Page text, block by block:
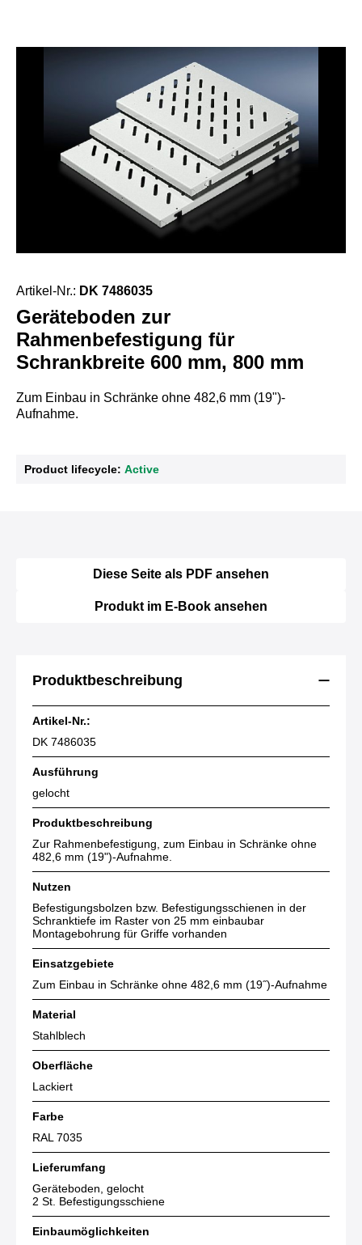
Geräteboden zur
Rahmenbefestigung für
Schrankbreite 600 mm, 800 mm
Artikel-Nr.: DK 7486035
Zum Einbau in Schränke ohne 482,6 mm (19")-
Aufnahme.
Product lifecycle: Active
Diese Seite als PDF ansehen
Produkt im E-Book ansehen
Produktbeschreibung
Artikel-Nr.:
DK 7486035
Ausführung
gelocht
Produktbeschreibung
Zur Rahmenbefestigung, zum Einbau in Schränke ohne
482,6 mm (19")-Aufnahme.
Nutzen
Befestigungsbolzen bzw. Befestigungsschienen in der
Schranktiefe im Raster von 25 mm einbaubar
Montagebohrung für Griffe vorhanden
Einsatzgebiete
Zum Einbau in Schränke ohne 482,6 mm (19˝)-Aufnahme
Material
Stahlblech
Oberfläche
Lackiert
Farbe
RAL 7035
Lieferumfang
Geräteboden, gelocht
2 St. Befestigungsschiene
Einbaumöglichkeiten